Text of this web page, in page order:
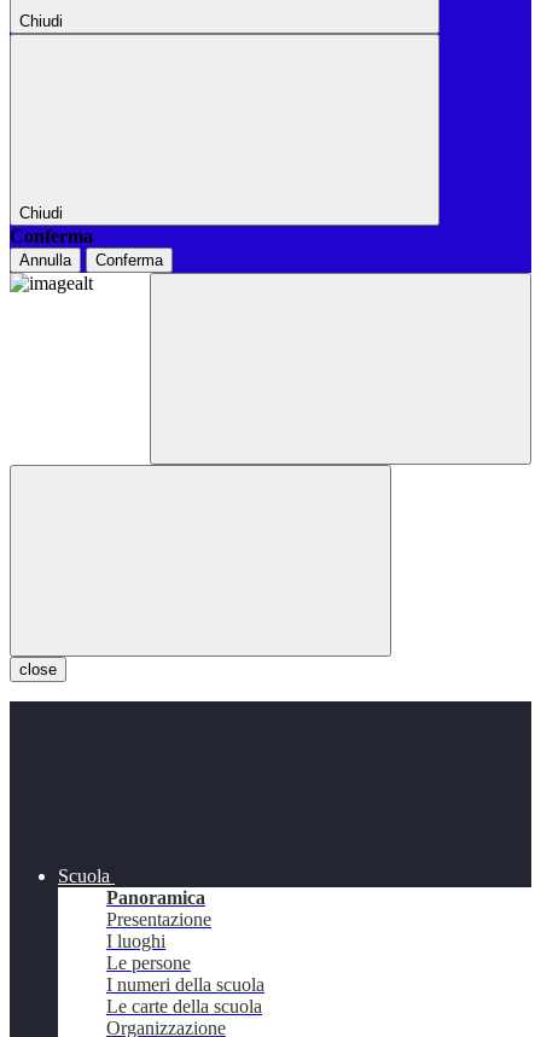
Chiudi
Chiudi
Conferma
Annulla Conferma
close
Scuola
Panoramica
Presentazione
I luoghi
Le persone
I numeri della scuola
Le carte della scuola
Organizzazione